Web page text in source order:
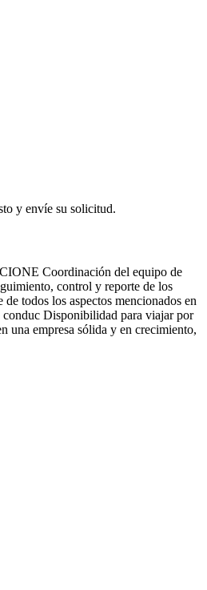
y envíe su solicitud.
Coordinación del equipo de
control y reporte de los
todos los aspectos mencionados en
Disponibilidad para viajar por
una empresa sólida y en crecimiento,